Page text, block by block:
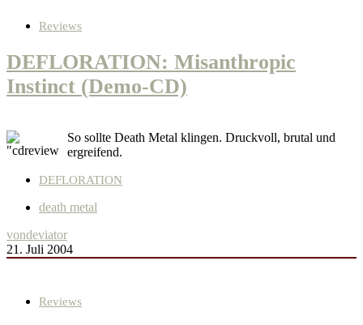
Reviews
DEFLORATION: Misanthropic
Instinct (Demo-CD)
So sollte Death Metal klingen. Druckvoll, brutal und
ergreifend.
DEFLORATION
death metal
vondeviator
21. Juli 2004
Reviews